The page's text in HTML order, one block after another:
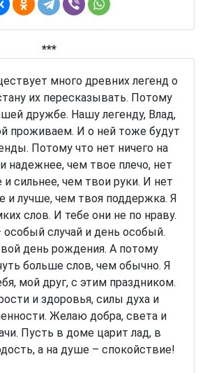
***
много древних легенд о
их пересказывать. Потому
дружбе. Нашу легенду, Влад,
проживаем. И о ней тоже будут
Потому что нет ничего на
надежнее, чем твое плечо, нет
и сильнее, чем твои руки. И нет
и лучше, чем твоя поддержка. Я
слов. И тебе они не по нраву.
особый случай и день особый.
день рождения. А потому
больше слов, чем обычно. Я
мой друг, с этим праздником.
и здоровья, силы духа и
Желаю добра, света и
Пусть в доме царит лад, в
а на душе – спокойствие!